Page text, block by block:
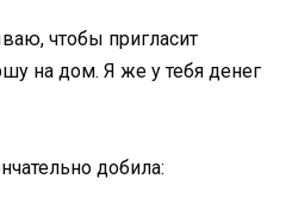
чтобы пригласит
на дом. Я же у тебя денег
добила: